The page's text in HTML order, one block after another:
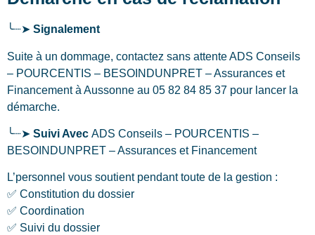
╰┈➤ Signalement
Suite à un dommage, contactez sans attente ADS Conseils
– POURCENTIS – BESOINDUNPRET – Assurances et
Financementà Aussonne au 05 82 84 85 37 pour lancer la
démarche.
╰┈➤ Suivi Avec ADS Conseils – POURCENTIS –
BESOINDUNPRET – Assurances et Financement
L’personnel vous soutient pendant toute de la gestion :
✅ Constitution du dossier
✅ Coordination
✅ Suivi du dossier